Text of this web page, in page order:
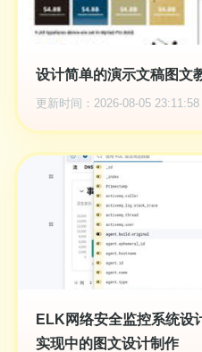
设计简单的演示文稿图文
更新时间：2026-08-05 23:11:58
ELK网络安全监控系统
实现中的图文设计制作